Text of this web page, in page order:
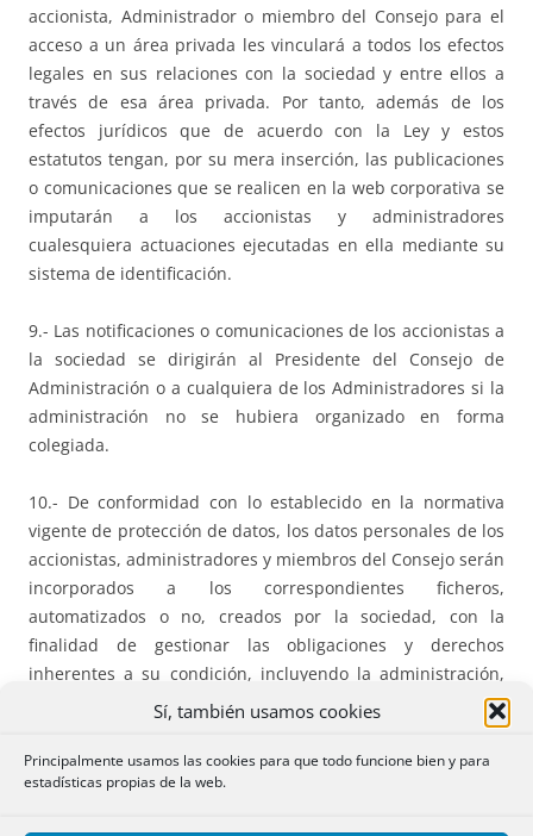
Sí, también usamos cookies
Principalmente usamos las cookies para que todo funcione bien y para
estadísticas propias de la web.
accionista, Administrador o miembro del Consejo para el
acceso a un área privada les vinculará a todos los efectos
legales en sus relaciones con la sociedad y entre ellos a
través de esa área privada. Por tanto, además de los
efectos jurídicos que de acuerdo con la Ley y estos
estatutos tengan, por su mera inserción, las publicaciones
o comunicaciones que se realicen en la web corporativa se
imputarán a los accionistas y administradores
cualesquiera actuaciones ejecutadas en ella mediante su
sistema de identificación.
9.- Las notificaciones o comunicaciones de los accionistas a
la sociedad se dirigirán al Presidente del Consejo de
Administración o a cualquiera de los Administradores si la
administración no se hubiera organizado en forma
colegiada.
10.- De conformidad con lo establecido en la normativa
vigente de protección de datos, los datos personales de los
accionistas, administradores y miembros del Consejo serán
incorporados a los correspondientes ficheros,
automatizados o no, creados por la sociedad, con la
finalidad de gestionar las obligaciones y derechos
inherentes a su condición, incluyendo la administración,
en su caso, de la web corporativa, según lo dispuesto en la
ley y los presentes estatutos, pudiendo aquellos ejercitar
sus derechos en el domicilio social, haciendo uso de los
medios que permitan acreditar su identidad. Los datos